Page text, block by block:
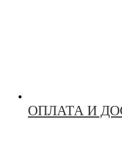
ОПЛАТА И